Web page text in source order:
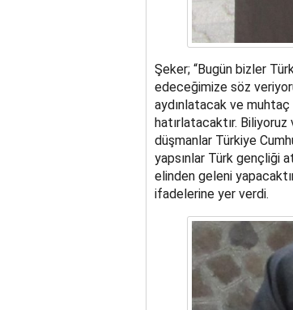
Şeker; “Bugün bizler
edeceğimize söz
aydınlatacak ve muhtaç
hatırlatacaktır. Biliyoruz
düşmanlar Türkiye
yapsınlar Türk gençliği
elinden geleni
ifadelerine yer verdi.